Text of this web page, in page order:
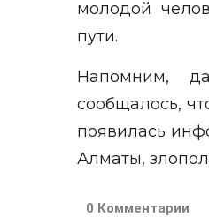
молодой
пути.
Напомним,
сообщалось,
появилась
Алматы,
0 Комментарии